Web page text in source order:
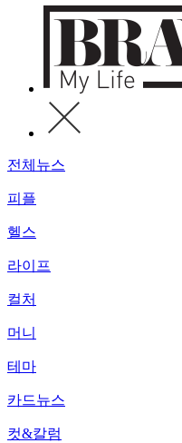
전체뉴스
피플
헬스
라이프
컬처
머니
테마
카드뉴스
컷&칼럼